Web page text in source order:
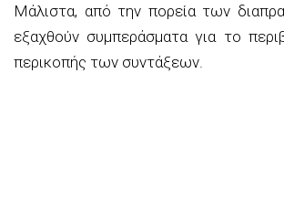
Μάλιστα, από την πορεία των
εξαχθούν συμπεράσματα για το
περικοπής των συντάξεων.